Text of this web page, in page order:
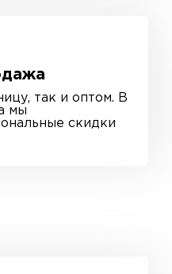
так и оптом. В
мы
скидки